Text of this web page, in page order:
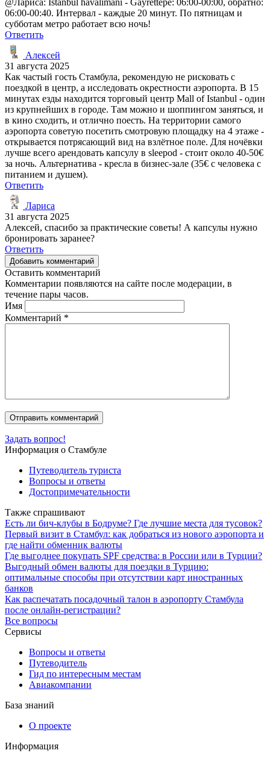
06:00-00:40. Интервал - каждые 20 минут. По пятницам и
субботам метро работает всю ночь!
Ответить
Алексей
31 августа 2025
Как частый гость Стамбула, рекомендую не рисковать с
поездкой в центр, а исследовать окрестности аэропорта. В 15
минутах езды находится торговый центр Mall of Istanbul - один
из крупнейших в городе. Там можно и шоппингом заняться, и
в кино сходить, и отлично поесть. На территории самого
аэропорта советую посетить смотровую площадку на 4 этаже -
открывается потрясающий вид на взлётное поле. Для ночёвки
лучше всего арендовать капсулу в sleepod - стоит около 40-50€
за ночь. Альтернатива - кресла в бизнес-зале (35€ с человека с
питанием и душем).
Ответить
Лариса
31 августа 2025
Алексей, спасибо за практические советы! А капсулы нужно
бронировать заранее?
Ответить
Добавить комментарий
Оставить комментарий
Комментарии появляются на сайте после модерации, в
течение пары часов.
Имя
Комментарий *
Задать вопрос!
Информация о Стамбуле
Путеводитель туриста
Вопросы и ответы
Достопримечательности
Также спрашивают
Есть ли бич-клубы в Бодруме? Где лучшие места для тусовок?
Первый визит в Стамбул: как добраться из нового аэропорта и
где найти обменник валюты
Где выгоднее покупать SPF средства: в России или в Турции?
Выгодный обмен валюты для поездки в Турцию:
оптимальные способы при отсутствии карт иностранных
банков
Как распечатать посадочный талон в аэропорту Стамбула
после онлайн-регистрации?
Все вопросы
Сервисы
Вопросы и ответы
Путеводитель
Гид по интересным местам
Авиакомпании
База знаний
О проекте
Информация